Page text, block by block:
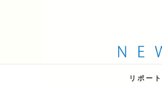
QAB NEWS
キャッチー 月曜〜金曜 午後6時
リポート